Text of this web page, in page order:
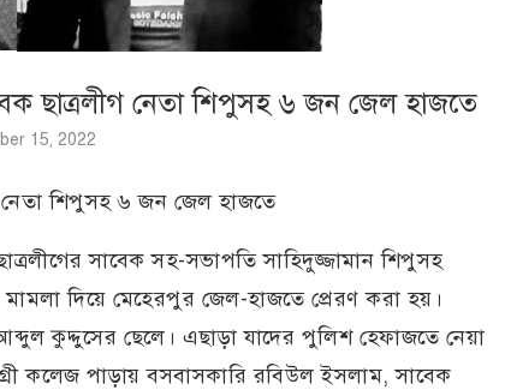
ছাত্রলীগ নেতা শিপুসহ ৬ জন জেল হাজতে
15, 2022
নেতা শিপুসহ ৬ জন জেল হাজতে
সাবেক সহ-সভাপতি সাহিদুজ্জামান শিপুসহ
দিয়ে মেহেরপুর জেল-হাজতে প্রেরণ করা হয়।
কুদ্দুসের ছেলে। এছাড়া যাদের পুলিশ হেফাজতে নেয়া
কলেজ পাড়ায় বসবাসকারি রবিউল ইসলাম, সাবেক